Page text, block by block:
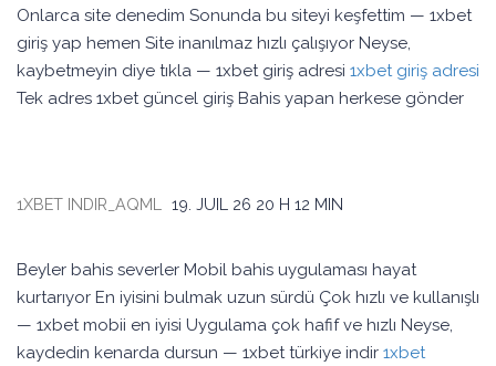
Onlarca site denedim Sonunda bu siteyi keşfettim — 1xbet
giriş yap hemen Site inanılmaz hızlı çalışıyor Neyse,
kaybetmeyin diye tıkla — 1xbet giriş adresi 1xbet giriş adresi
Tek adres 1xbet güncel giriş Bahis yapan herkese gönder
1XBET INDIR_AQML 19. JUIL 26 20 H 12 MIN
Beyler bahis severler Mobil bahis uygulaması hayat
kurtarıyor En iyisini bulmak uzun sürdü Çok hızlı ve kullanışlı
— 1xbet mobii en iyisi Uygulama çok hafif ve hızlı Neyse,
kaydedin kenarda dursun — 1xbet türkiye indir 1xbet